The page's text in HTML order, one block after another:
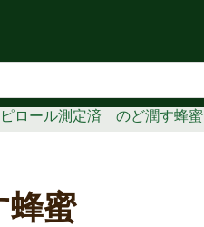
ピロール測定済 のど潤す蜂蜜
蜜